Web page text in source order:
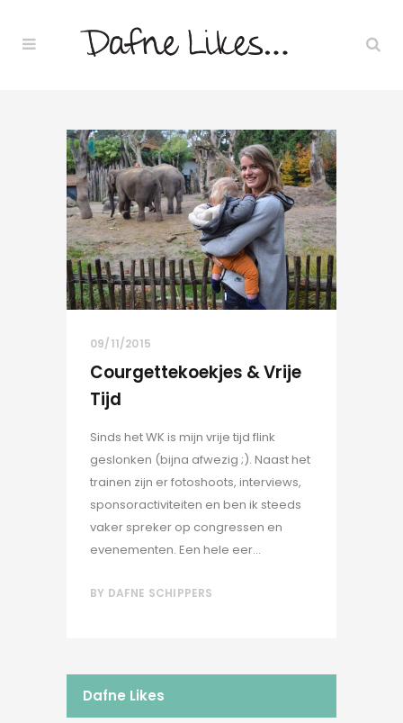
09/11/2015
Courgettekoekjes & Vrije
Tijd
Sinds het WK is mijn vrije tijd flink
geslonken (bijna afwezig ;). Naast het
trainen zijn er fotoshoots, interviews,
sponsoractiviteiten en ben ik steeds
vaker spreker op congressen en
evenementen. Een hele eer...
BY DAFNE SCHIPPERS
Dafne Likes